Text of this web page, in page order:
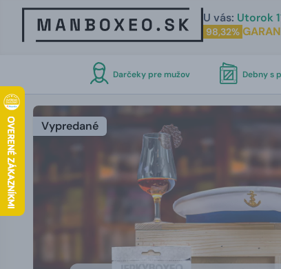
U vás: Utorok
98,32%
Darčeky pre mužov Debny s
Vypredané